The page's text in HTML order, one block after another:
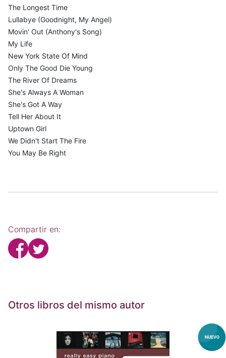
The Longest Time
Lullabye (Goodnight, My Angel)
Movin' Out (Anthony's Song)
My Life
New York State Of Mind
Only The Good Die Young
The River Of Dreams
She's Always A Woman
She's Got A Way
Tell Her About It
Uptown Girl
We Didn't Start The Fire
You May Be Right
Compartir en:
Otros libros del mismo autor